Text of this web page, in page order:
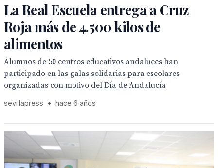
La Real Escuela entrega a Cruz
Roja más de 4.500 kilos de
alimentos
Alumnos de 50 centros educativos andaluces han
participado en las galas solidarias para escolares
organizadas con motivo del Día de Andalucía
sevillapress • hace 6 años